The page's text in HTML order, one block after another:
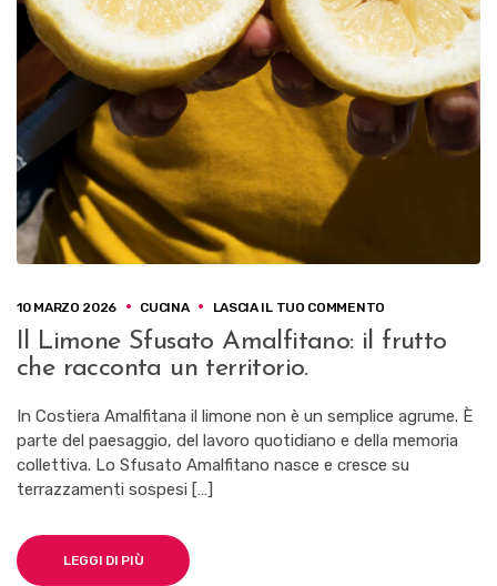
10 MARZO 2026 CUCINA LASCIA IL TUO COMMENTOSU
IL
LIMONE
FRUTTO
CHE
RACCONTA
Il Limone Sfusato Amalfitano: il frutto
che racconta un territorio.
In Costiera Amalfitana il limone non è un semplice agrume. È
parte del paesaggio, del lavoro quotidiano e della memoria
collettiva. Lo Sfusato Amalfitano nasce e cresce su
terrazzamenti sospesi […]
LEGGI DI PIÙ